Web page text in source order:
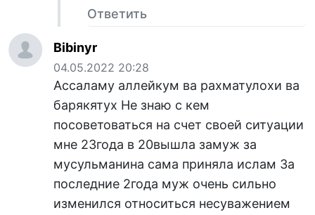
Ответить
Bibinyr
04.05.2022 20:28
Ассаламу аллейкум ва рахматулохи ва
барякятух Не знаю с кем
посоветоваться на счет своей ситуации
мне 23года в 20вышла замуж за
мусульманина сама приняла ислам За
последние 2года муж очень сильно
изменился относиться несуважением